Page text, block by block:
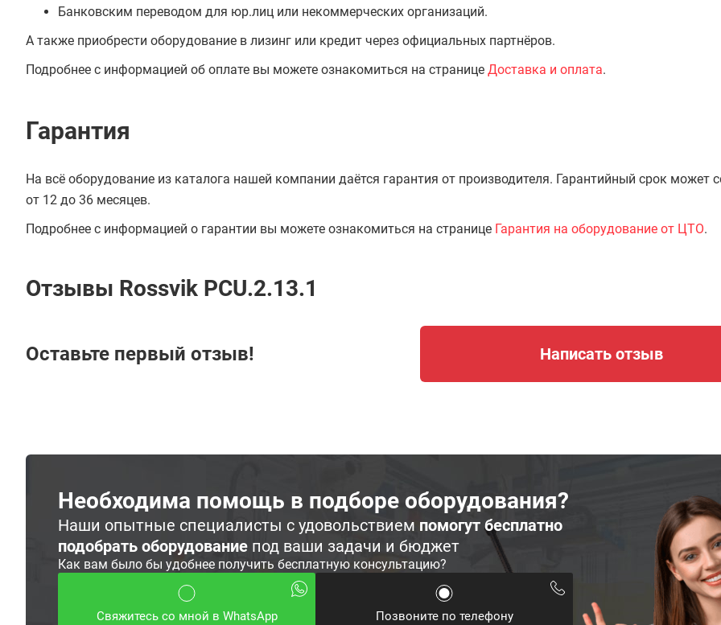
Банковским переводом для юр.лиц или некоммерческих организаций.
А также приобрести оборудование в лизинг или кредит через официальных партнёров.
Подробнее с информацией об оплате вы можете ознакомиться на странице Доставка и оплата.
Гарантия
На всё оборудование из каталога нашей компании даётся гарантия от производителя. Гарантийный срок может
от 12 до 36 месяцев.
Подробнее с информацией о гарантии вы можете ознакомиться на странице Гарантия на оборудование от ЦТО.
Отзывы Rossvik PCU.2.13.1
Оставьте первый отзыв! Написать отзыв
Необходима помощь в подборе оборудования?
Наши опытные специалисты с удовольствием помогут бесплатно
подобрать оборудование под ваши задачи и бюджет
Как вам было бы удобнее получить бесплатную консультацию?
Свяжитесь со мной в WhatsApp Позвоните по телефону